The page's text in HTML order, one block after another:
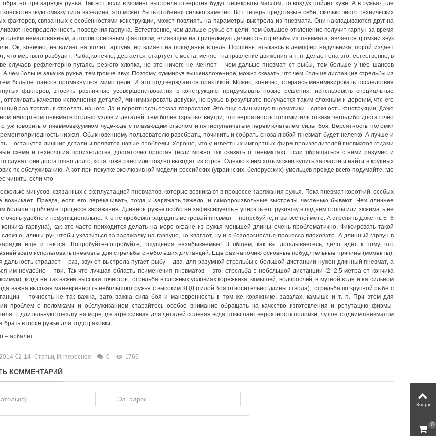
обратно при зарядкеружья. Так вот, если в момент выстрела отверстия будут перекрыты маслом, то воздух пойдет хуже. А вружьях, где
консистентную смазку типа вазелина, это может быть особенно сильно заметно. Вот теперь представьте себе, сколько чисто технических
факторов, связанных с особенностями конструкции, может повлиять на параметры выстрела из пневмата.Они накладываются друг на
неопределенность поведения гарпуна. Естественно, чем дальше ружьеот цели, тем большее отклонение получит гарпун за время
одним немаловажным, а порой основным фактором, влияющим на прицельную дальность стрельбы изпневмата, является громкий звук
Он, конечно, не влияет на полет гарпуна, но влияет на попадание в цель. Поршень, втыкаясь в демпфер надульника, порой издает
что мертвого разбудит. Рыба, конечно, дергается, стартует с места, меняет направление движения и т. п. Делает она это, естественно, в
случаев рефлекторно пугаясь резкого хлопка, но это ничего не меняет – чем дальше пневмат от рыбы, тем больше у нее шансов
А чем больше закачкаружья, тем громче звук. Поэтому, суммируя вышеизложенное, можно сказать, что чем больше дистанция стрельбы из
больше шансов промахнуться мимо цели. И это подтверждается практикой. Можно, конечно, стараясь минимизировать последствия
факторов, вносить различные усовершенствования в конструкцию, придумывать новые решения, использовать специальные
оттачивать качество исполнения деталей, минимизировать допуски, но ружье в результате получается таким сложным и дорогим, что его
раз трогать и стрелять из него. Да и вероятность отказа возрастает. Это еще один минус пневматики – сложность конструкции. Даже
импортном пневмате столько узлов и деталей, тем более скрытых внутри, что вероятность поломки или отказа чего-либо достаточно
уж говорить о пневмовакуумном чуде-юде с плавающим стволом и пятиступенчатым переключателем силы боя. Вероятность поломки
низкая. Обыкновенному пользователю разобрать, починить и собрать снова любой пневматбудет нелегко. А лучше и
– останутся лишние детали и появятся новые проблемы. Хорошо, что у известных импортных фирм-производителейпневматов годами
схема и технология производства, достаточно простая (если можно так сказать опневматах). Если обращаться с ними разумно и
служат они достаточно долго, хотя тоже рано или поздно выходят из строя. Однако к ним хоть можно купить запчасти и найти в крупных
по обслуживанию. А вот при покупке эксклюзивной модели российских (украинских, белорусских) умельцев прежде всего подумайте, где
чинить, если что.
минусов, связанных с эксплуатацией пневматов, которые возникают в процессе заряжания ружья. Пока пневмат короткий, особых
возникает. Правда, если его перекачивать, тогда и заряжать тяжело, и самопроизвольные выстрелы частенько бывают. Чем длиннее
больше проблем в процессе заряжания. Длинное ружье особо не зафиксируешь – упирать его рукоятку в подъем стопы или зажимать ее
очень удобно и нефункционально. Кто не пробовал зарядить метровый пневмат – попробуйте, и вы все поймете. А стрелять даже на 5–6
гарпуна), как это часто приходится делать на море-океане из ружья меньшей длины, очень проблематично. Фиксировать такой
длины рук, чтобы ухватиться за заряжалку на гарпуне, не хватает, ну и с безопасностью процесса плоховато. А длинный гарпун в
еще и гнется. Попробуйте-попробуйте, ощущения незабываемые! В общем, как вы догадываетесь, дело идет к тому, что
всего использовать пневматы для стрельбы с небольших дистанций. Еще раз напомню основные побудительные причины (моменты):
дальность страдает – раз, звук от выстрела пугает рыбу – два, для разумной стрельбы с большой дистанции нужен длинныйпневмат, а
им неудобно – три. Так что лучшая область применения пневматов – это: стрельба с небольшой дистанции (2–2,5 метра от кончика
когда не так важна высокая точность; стрельба в сложных условиях коряжника, камышей, водорослей, в мутной воде и на сильном
важна высокая маневренность небольшого ружья с высоким КПД (силой боя относительно длины ствола); стрельба по крупной рыбе с
– точность не так важна, зато важна сила боя и маневренность в том же коряжнике, завалах, камыше и т. п. При этом для
проблем с поломками и обслуживанием старайтесь особое внимание обращать на качество изготовления и репутацию фирмы-
В длительную поездку на море, где агрессивная для деталей соленая вода повышает вероятность поломки, лучше с одним пневматом
брать второе ружье для подстраховки.
– арбалет.
02-14 Статьи, Интересное 0 1769
КОММЕНТАРИЙ
Вверх
0